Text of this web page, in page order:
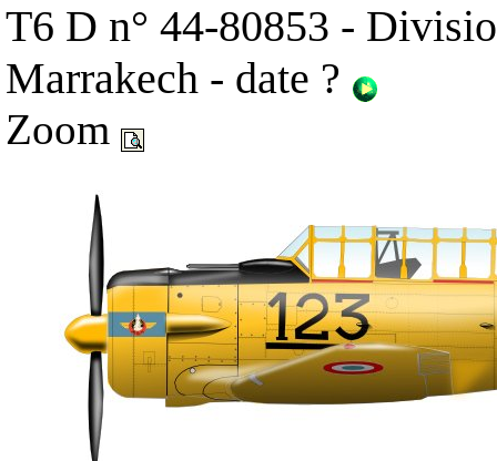
T6 D n° 44-80853 -
Marrakech - date ?
Zoom